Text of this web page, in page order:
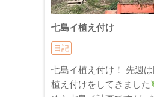
七島イ植え付け
日記
七島イ植え付け！ 先週
植え付けをしてきました